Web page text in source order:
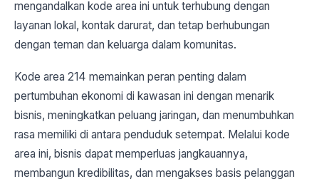
mengandalkan kode area ini untuk terhubung dengan
layanan lokal, kontak darurat, dan tetap berhubungan
dengan teman dan keluarga dalam komunitas.
Kode area 214 memainkan peran penting dalam
pertumbuhan ekonomi di kawasan ini dengan menarik
bisnis, meningkatkan peluang jaringan, dan menumbuhkan
rasa memiliki di antara penduduk setempat. Melalui kode
area ini, bisnis dapat memperluas jangkauannya,
membangun kredibilitas, dan mengakses basis pelanggan